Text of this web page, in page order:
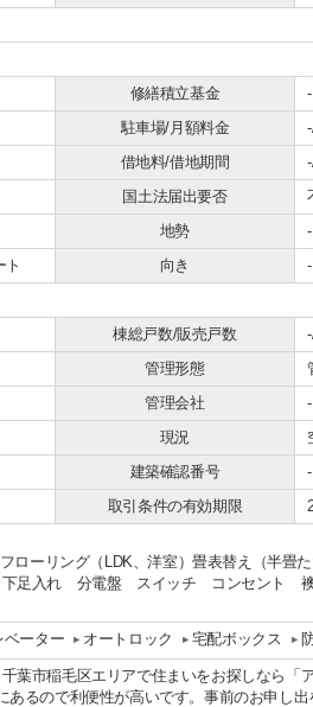
修繕積立基金
-
駐車場/月額料金
借地料/借地期間
国土法届出要否
地勢
-
ト 向き
-
棟総戸数/販売戸数
管理形態
管理会社
-
現況
建築確認番号
-
取引条件の有効期限
ローリング（LDK、洋室）畳表替え（半
足入れ 分電盤 スイッチ コンセント
ベーター オートロック 宅配ボックス
葉市稲毛区エリアで住まいをお探しなら
あるので利便性が高いです。事前のお申し